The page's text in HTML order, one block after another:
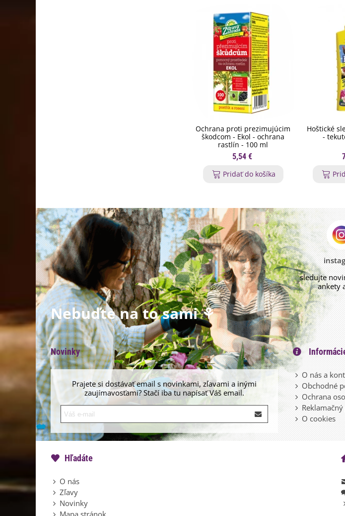
Ochrana proti prezimujúcim
škodcom - Ekol - ochrana
rastlín - 100 ml
5,54 €
Pridať do košíka
Hoštické
-
Nebuďte na to sami ⚘
sledujte
ankety
Novinky
Prajete si dostávať email s novinkami, zľavami a inými
zaujímavosťami? Stačí iba tu napísať Váš email.
O nás a
Obchodné
Ochrana
O cookies
Hľadáte
O nás
Zľavy
Novinky
Mapa stránok